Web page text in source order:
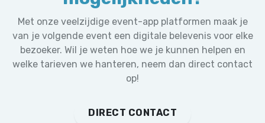
Met onze veelzijdige event-app platformen maak je
van je volgende event een digitale belevenis voor elke
bezoeker. Wil je weten hoe we je kunnen helpen en
welke tarieven we hanteren, neem dan direct contact
op!
DIRECT CONTACT